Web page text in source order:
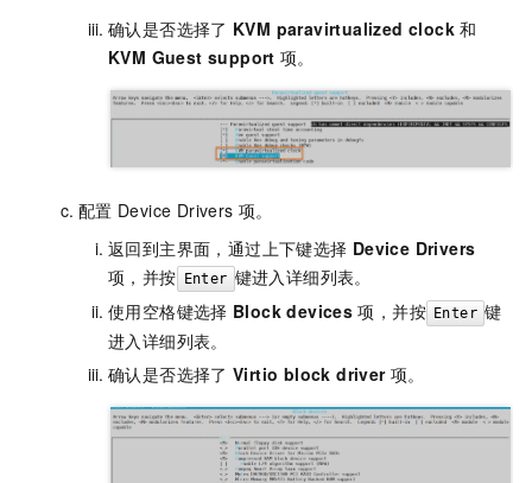
确认是否选择了 KVM paravirtualized clock 和
KVM Guest support 项。
配置 Device Drivers 项。
返回到主界面，通过上下键选择 Device Drivers
项，并按 Enter 键进入详细列表。
使用空格键选择 Block devices 项，并按 Enter 键
进入详细列表。
确认是否选择了 Virtio block driver 项。